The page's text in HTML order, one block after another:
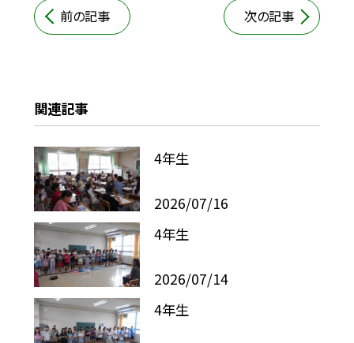
前の記事 次の記事
関連記事
4年生
2026/07/16
4年生
2026/07/14
4年生